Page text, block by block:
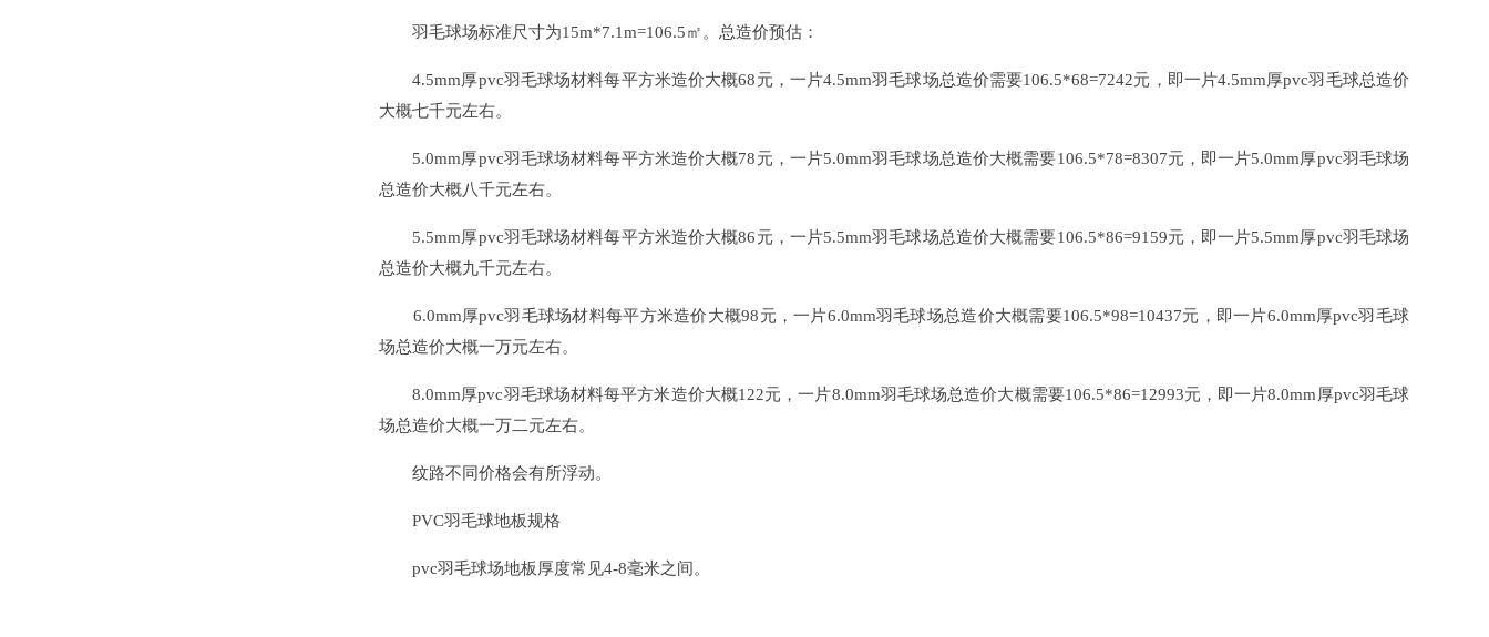
羽毛球场标准尺寸为15m*7.1m=106.5㎡。总造价预估：
4.5mm厚pvc羽毛球场材料每平方米造价大概68元，一片4.5mm羽毛球场总造价需要106.5*68=7242元，即一片4.5mm厚pvc羽毛球总造价
大概七千元左右。
5.0mm厚pvc羽毛球场材料每平方米造价大概78元，一片5.0mm羽毛球场总造价大概需要106.5*78=8307元，即一片5.0mm厚pvc羽毛球场
总造价大概八千元左右。
5.5mm厚pvc羽毛球场材料每平方米造价大概86元，一片5.5mm羽毛球场总造价大概需要106.5*86=9159元，即一片5.5mm厚pvc羽毛球场
总造价大概九千元左右。
6.0mm厚pvc羽毛球场材料每平方米造价大概98元，一片6.0mm羽毛球场总造价大概需要106.5*98=10437元，即一片6.0mm厚pvc羽毛球
场总造价大概一万元左右。
8.0mm厚pvc羽毛球场材料每平方米造价大概122元，一片8.0mm羽毛球场总造价大概需要106.5*86=12993元，即一片8.0mm厚pvc羽毛球
场总造价大概一万二元左右。
纹路不同价格会有所浮动。
PVC羽毛球地板规格
pvc羽毛球场地板厚度常见4-8毫米之间。